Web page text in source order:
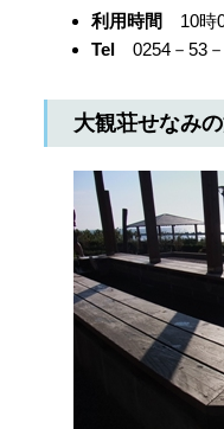
利用時間 10時
Tel 0254－53
大観荘せなみ